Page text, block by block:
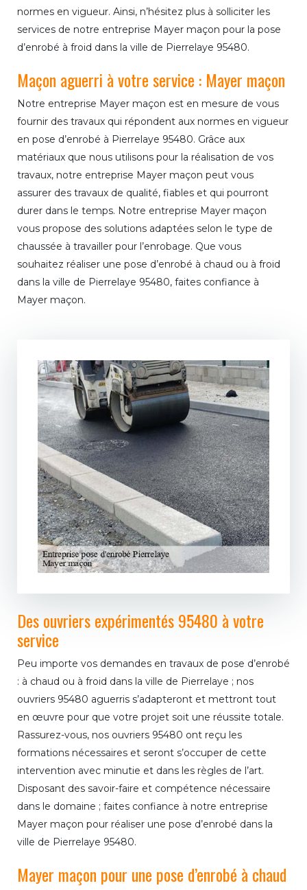
normes en vigueur. Ainsi, n’hésitez plus à solliciter les
services de notre entreprise Mayer maçon pour la pose
d’enrobé à froid dans la ville de Pierrelaye 95480.
Maçon aguerri à votre service : Mayer maçon
Notre entreprise Mayer maçon est en mesure de vous
fournir des travaux qui répondent aux normes en vigueur
en pose d’enrobé à Pierrelaye 95480. Grâce aux
matériaux que nous utilisons pour la réalisation de vos
travaux, notre entreprise Mayer maçon peut vous
assurer des travaux de qualité, fiables et qui pourront
durer dans le temps. Notre entreprise Mayer maçon
vous propose des solutions adaptées selon le type de
chaussée à travailler pour l’enrobage. Que vous
souhaitez réaliser une pose d’enrobé à chaud ou à froid
dans la ville de Pierrelaye 95480, faites confiance à
Mayer maçon.
Des ouvriers expérimentés 95480 à votre
service
Peu importe vos demandes en travaux de pose d’enrobé
: à chaud ou à froid dans la ville de Pierrelaye ; nos
ouvriers 95480 aguerris s’adapteront et mettront tout
en œuvre pour que votre projet soit une réussite totale.
Rassurez-vous, nos ouvriers 95480 ont reçu les
formations nécessaires et seront s’occuper de cette
intervention avec minutie et dans les règles de l’art.
Disposant des savoir-faire et compétence nécessaire
dans le domaine ; faites confiance à notre entreprise
Mayer maçon pour réaliser une pose d’enrobé dans la
ville de Pierrelaye 95480.
Mayer maçon pour une pose d’enrobé à chaud